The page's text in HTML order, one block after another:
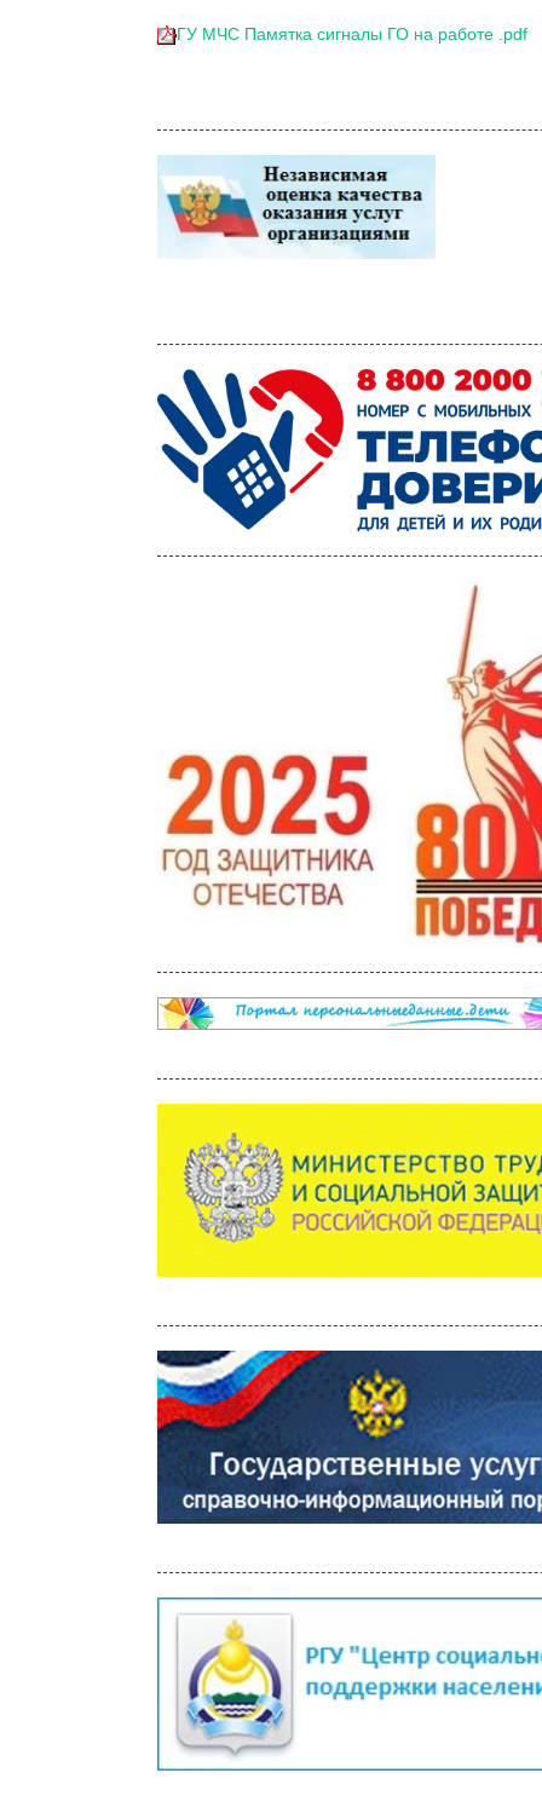
ГУ МЧС Памятка сигналы ГО на работе .pdf